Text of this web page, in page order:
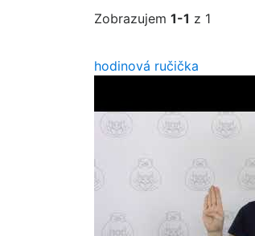
Zobrazujem 1-1 z 1
hodinová ručička